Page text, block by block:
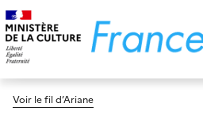
Voir le fil d’Ariane